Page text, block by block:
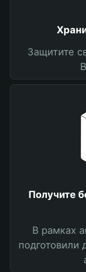
Защитите
Получите
В рамках
подготовили